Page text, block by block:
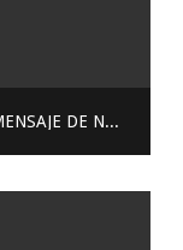
OS COMENTO: COMPARTIMOS ESTE MENSAJE DE NAPOLEÓN HILL.